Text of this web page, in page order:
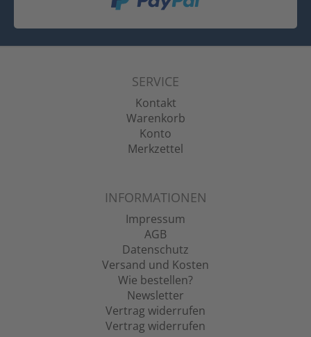
SERVICE
Kontakt
Warenkorb
Konto
Merkzettel
INFORMATIONEN
Impressum
AGB
Datenschutz
Versand und Kosten
Wie bestellen?
Newsletter
Vertrag widerrufen
Vertrag widerrufen